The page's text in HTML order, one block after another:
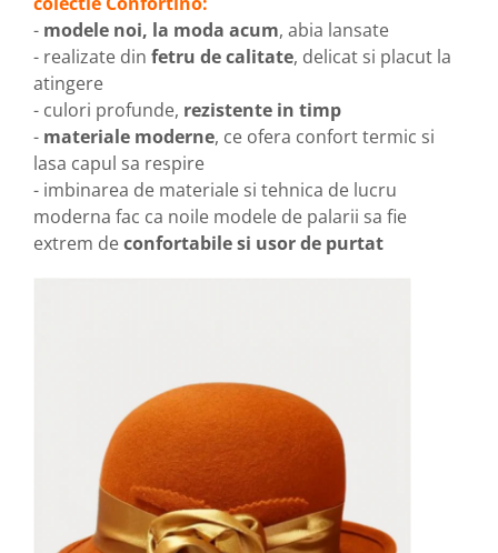
- modele noi, la moda acum, abia lansate
- realizate din fetru de calitate, delicat si placut la
atingere
- culori profunde, rezistente in timp
- materiale moderne, ce ofera confort termic si
lasa capul sa respire
- imbinarea de materiale si tehnica de lucru
moderna fac ca noile modele de palarii sa fie
extrem deconfortabile si usor de purtat